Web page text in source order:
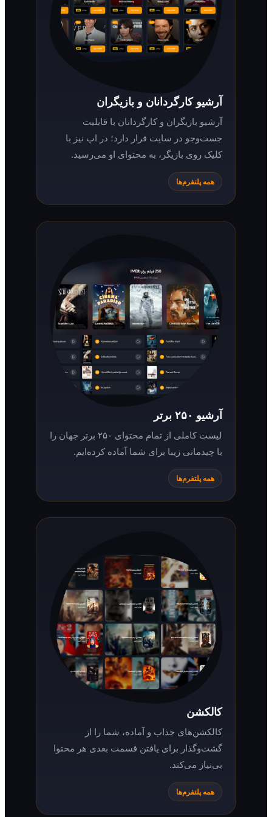
آرشیو کارگردانان و بازیگران
آرشیو بازیگران و کارگردانان با قابلیت
جست‌وجو در سایت قرار دارد؛ در اپ نیز با
کلیک روی بازیگر، به محتوای او می‌رسید.
همه پلتفرم‌ها
لیست کاملی از تمام محتوای ۲۵۰ برتر جهان را
با چیدمانی زیبا برای شما آماده کرده‌ایم.
همه پلتفرم‌ها
کالکشن‌های جذاب و آماده، شما را از
گشت‌وگذار برای یافتن قسمت بعدی هر محتوا
بی‌نیاز می‌کند.
همه پلتفرم‌ها